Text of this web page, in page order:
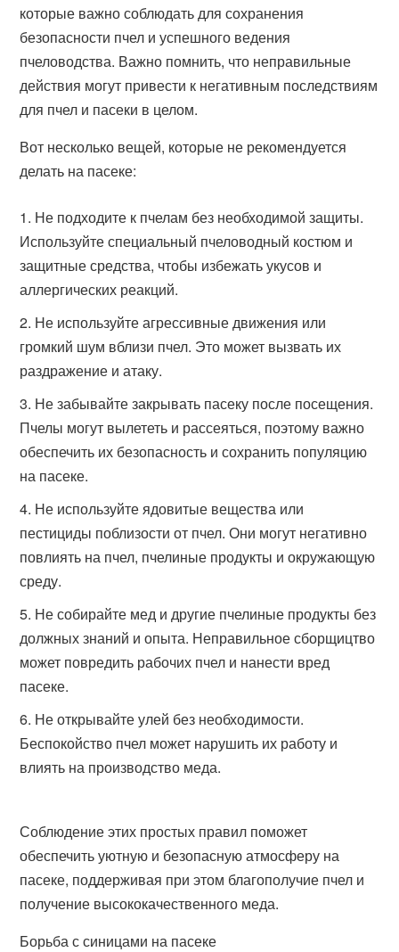
которые важно соблюдать для сохранения
безопасности пчел и успешного ведения
пчеловодства. Важно помнить, что неправильные
действия могут привести к негативным последствиям
для пчел и пасеки в целом.
Вот несколько вещей, которые не рекомендуется
делать на пасеке:
Не подходите к пчелам без необходимой защиты.
Используйте специальный пчеловодный костюм и
защитные средства, чтобы избежать укусов и
аллергических реакций.
Не используйте агрессивные движения или
громкий шум вблизи пчел. Это может вызвать их
раздражение и атаку.
Не забывайте закрывать пасеку после посещения.
Пчелы могут вылететь и рассеяться, поэтому важно
обеспечить их безопасность и сохранить популяцию
на пасеке.
Не используйте ядовитые вещества или
пестициды поблизости от пчел. Они могут негативно
повлиять на пчел, пчелиные продукты и окружающую
среду.
Не собирайте мед и другие пчелиные продукты без
должных знаний и опыта. Неправильное сборщицтво
может повредить рабочих пчел и нанести вред
пасеке.
Не открывайте улей без необходимости.
Беспокойство пчел может нарушить их работу и
влиять на производство меда.
Соблюдение этих простых правил поможет
обеспечить уютную и безопасную атмосферу на
пасеке, поддерживая при этом благополучие пчел и
получение высококачественного меда.
Борьба с синицами на пасеке